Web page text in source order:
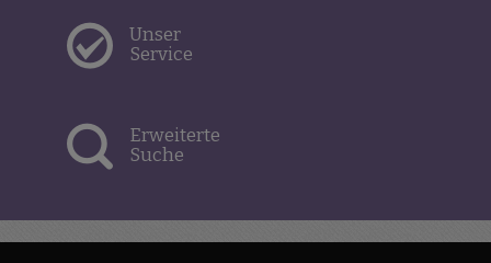
Unser
Service
Erweiterte
Suche